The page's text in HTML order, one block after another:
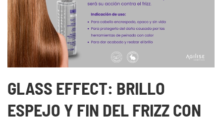
GLASS EFFECT: BRILLO
ESPEJO Y FIN DEL FRIZZ CON